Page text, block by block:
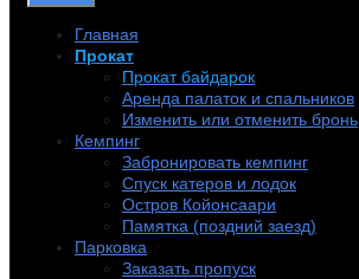
Главная
Прокат
Прокат байдарок
Аренда палаток и спальников
Изменить или отменить бронь
Кемпинг
Забронировать кемпинг
Спуск катеров и лодок
Остров Койонсаари
Памятка (поздний заезд)
Парковка
Заказать пропуск